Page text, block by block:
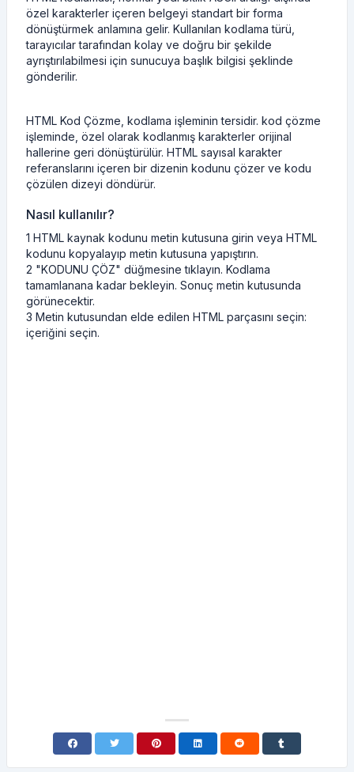
özel karakterler içeren belgeyi standart bir forma
dönüştürmek anlamına gelir. Kullanılan kodlama türü,
tarayıcılar tarafından kolay ve doğru bir şekilde
ayrıştırılabilmesi için sunucuya başlık bilgisi şeklinde
gönderilir.
HTML Kod Çözme, kodlama işleminin tersidir. kod çözme
işleminde, özel olarak kodlanmış karakterler orijinal
hallerine geri dönüştürülür. HTML sayısal karakter
referanslarını içeren bir dizenin kodunu çözer ve kodu
çözülen dizeyi döndürür.
Nasıl kullanılır?
1 HTML kaynak kodunu metin kutusuna girin veya HTML
kodunu kopyalayıp metin kutusuna yapıştırın.
2 "KODUNU ÇÖZ" düğmesine tıklayın. Kodlama
tamamlanana kadar bekleyin. Sonuç metin kutusunda
görünecektir.
3 Metin kutusundan elde edilen HTML parçasını seçin:
içeriğini seçin.